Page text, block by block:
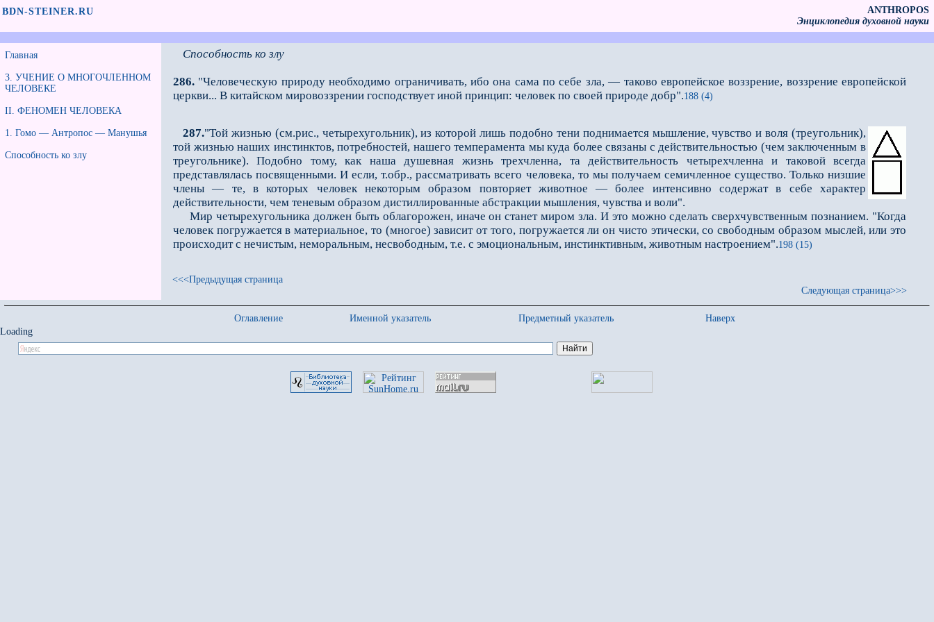
BDN-STEINER.RU
ANTHROPOS
Энциклопедия духовной науки
Главная
3. УЧЕНИЕ О МНОГОЧЛЕННОМ
ЧЕЛОВЕКЕ
II. ФЕНОМЕН ЧЕЛОВЕКА
1. Гомо — Антропос — Манушья
Способность ко злу
Способность ко злу
286. "Человеческую природу необходимо ограничивать, ибо она сама по себе зла, — таково европейское воззрение, воззрение европейской
церкви... В китайском мировоззрении господствует иной принцип: че­ловек по своей природе добр".188 (4)
287."Той жизнью (см.рис., четырехугольник), из которой лишь подобно тени поднимается мышление, чувство и воля (треугольник),
той жизнью наших инстинктов, потребностей, нашего темперамента мы ку­да более связаны с действительностью (чем заключенным в
треугольнике). Подобно тому, как наша душевная жизнь трехчленна, та действи­тельность четырехчленна и таковой всегда
представлялась посвященными. И если, т.обр., рассматривать всего человека, то мы получаем семичленное существо. Только низшие
члены — те, в которых человек не­которым образом повторяет животное — более интенсивно содержат в себе характер
действительности, чем теневым образом дистиллированные абстракции мышления, чувства и воли".
Мир четырехугольника должен быть облагорожен, иначе он станет миром зла. И это можно сделать сверхчувственным познанием. "Когда
человек погружается в материальное, то (многое) зависит от того, погружается ли он чисто этически, со свободным образом мыслей, или это
происходит с нечистым, неморальным, несвободным, т.е. с эмоциональным, инстинктивным, животным настроением".198 (15)
<<<Предыдущая страница
Следующая страница>>>
Оглавление Именной указатель Предметный указатель
Наверх
Loading